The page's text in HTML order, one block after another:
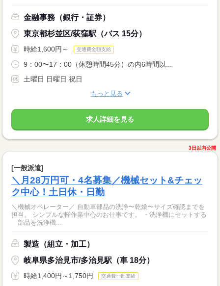
金融事務（銀行・証券）
東京都杉並区/荻窪駅（バス 15分）
時給1,600円～ 交通費全額支給
9：00〜17：00（休憩時間45分）の内6時間以...
土曜日 日曜日 祝日
もっと見る
求人詳細を見る
3日以内公開
[一般派遣]
＼月28万円可・4名募集／機械セット&チェッ
ク中心！土日休・日勤
＼機械オペレーター／ 自動車部品の洗浄〜乾燥〜サイズ確認までを
担当。 シンプルな軽作業中心のお仕事です。 ・洗浄機にセットする
部品を洗浄機...
製造（組立・加工）
岐阜県多治見市/多治見駅（車 18分）
時給1,400円～1,750円 交通費一部支給